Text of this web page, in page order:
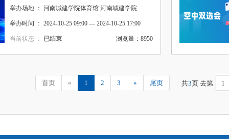
举办场地 ： 河南城建学院体育馆 河南城建学院
举办时间 ： 2024-10-25 09:00 — 2024-10-25 17:00
浏览量：8950
当前状态 ： 已结束
首页 « 1 2 3 » 尾页 共3页 去第